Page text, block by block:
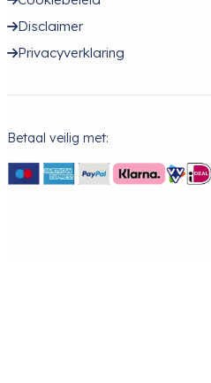
Disclaimer
Privacyverklaring
Betaal veilig met: